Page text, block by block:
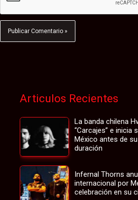
Articulos Recientes
La banda chilena
“Carcajes” e inicia
México antes de
duración
Infernal Thorns
internacional por
celebración en su